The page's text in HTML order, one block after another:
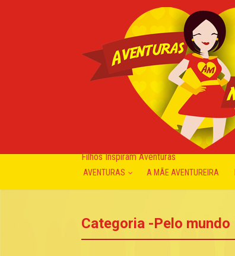
Filhos Inspiram Aventuras
AVENTURAS A MÃE AVENTUREIRA
Categoria -Pelo mundo